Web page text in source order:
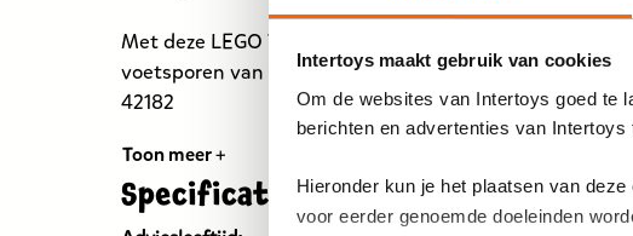
Intertoys maakt gebruik van cookies
Om de websites van Intertoys goed te
berichten en advertenties van
Hieronder kun je het plaatsen van
voor eerder genoemde doeleinden
Met deze LEGO Technic NASA Apollo maanwagen –
voetsporen van een astronaut en bouw je een
42182
Toon meer +
Specificaties